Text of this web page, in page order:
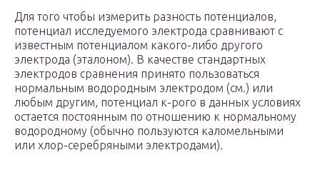
Для того чтобы измерить разность потенциалов,
потенциал исследуемого электрода сравнивают с
известным потенциалом какого-либо другого
электрода (эталоном). В качестве стандартных
электродов сравнения принято пользоваться
нормальным водородным электродом (см.) или
любым другим, потенциал к-рого в данных условиях
остается постоянным по отношению к нормальному
водородному (обычно пользуются каломельными
или хлор-серебряными электродами).